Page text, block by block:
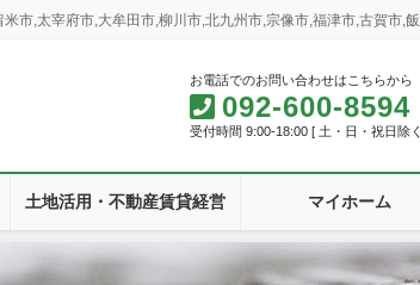
市,太宰府市,大牟田市,柳川市,北九州市,宗像市,福津市,古賀市,
お電話でのお問い合わせはこちらから
092-600-8594
受付時間 9:00-18:00 [ 土・日・祝日除
土地活用・不動産賃貸経営 マイホーム